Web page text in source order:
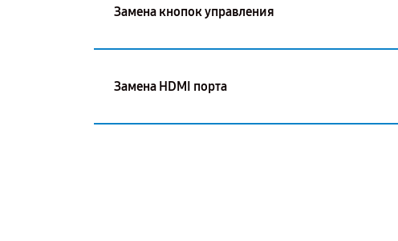
Замена кнопок управления
Замена HDMI порта